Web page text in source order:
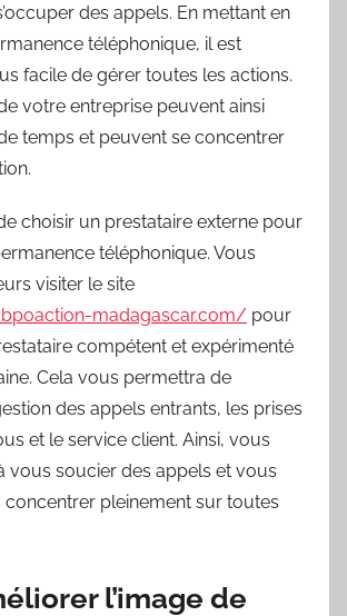
des appels. En mettant en
téléphonique, il est
facile de gérer toutes les actions.
votre entreprise peuvent ainsi
temps et peuvent se concentrer
choisir un prestataire externe pour
téléphonique. Vous
visiter le site
madagascar.com/ pour
compétent et expérimenté
Cela vous permettra de
des appels entrants, les prises
et le service client. Ainsi, vous
vous soucier des appels et vous
pleinement sur toutes
l’image de